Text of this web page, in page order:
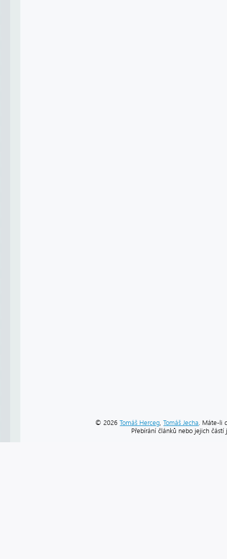
© 2026Tomáš Herceg,Tomáš Jecha. Máte-li
Přebírání článků nebo jejich